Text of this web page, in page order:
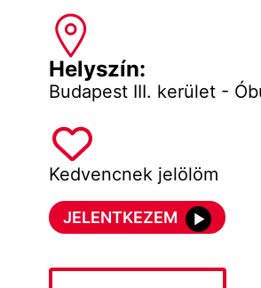
Helyszín:
Budapest III. kerület -
Kedvencnek jelölöm
JELENTKEZEM